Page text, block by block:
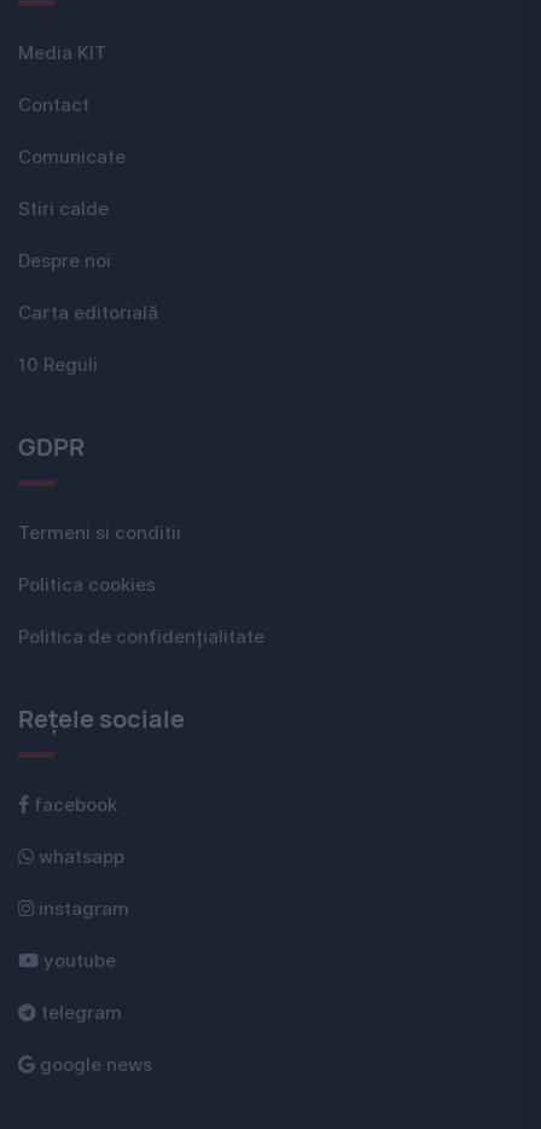
Media KIT
Contact
Comunicate
Stiri calde
Despre noi
Carta editorială
10 Reguli
GDPR
Termeni si conditii
Politica cookies
Politica de confidențialitate
Rețele sociale
facebook
whatsapp
instagram
youtube
telegram
google news